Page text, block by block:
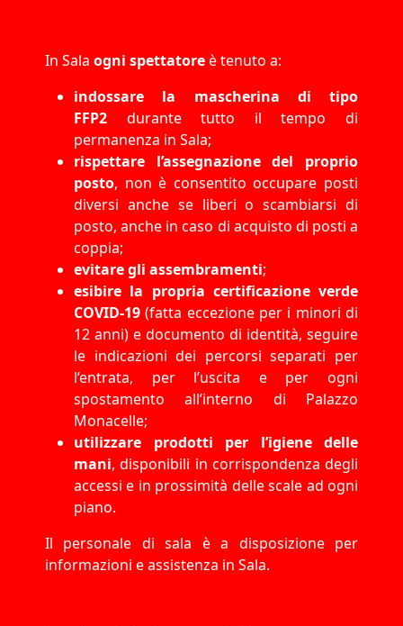
In Sala ogni spettatoreè tenuto a:
indossare la mascherina di tipo
FFP2 durante tutto il tempo di
permanenza in Sala;
rispettare l’assegnazione del proprio
posto, non è consentito occupare posti
diversi anche se liberi o scambiarsi di
posto, anche in caso di acquisto di posti a
coppia;
evitare gli assembramenti;
esibire la propria certificazione verde
COVID-19 (fatta eccezione per i minori di
12 anni) e documento di identità, seguire
le indicazioni dei percorsi separati per
l’entrata, per l’uscita e per ogni
spostamento all’interno di Palazzo
Monacelle;
utilizzare prodotti per l’igiene delle
mani, disponibili in corrispondenza degli
accessi e in prossimità delle scale ad ogni
piano.
Il personale di sala è a disposizione per
informazioni e assistenza in Sala.